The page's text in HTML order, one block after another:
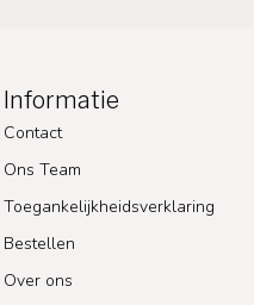
Informatie
Contact
Ons Team
Toegankelijkheidsverklaring
Bestellen
Over ons